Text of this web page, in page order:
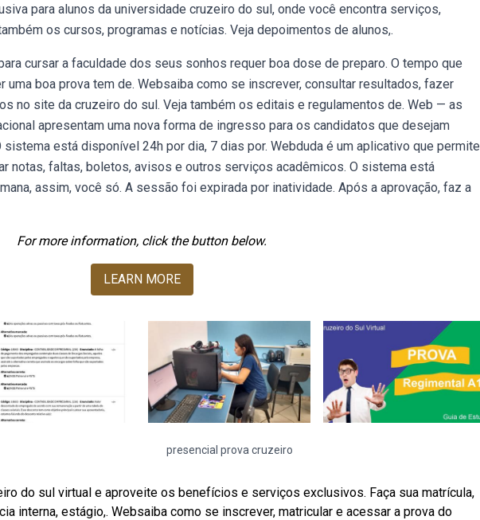
para alunos da universidade cruzeiro do sul, onde você encontra serviços,
os cursos, programas e notícias. Veja depoimentos de alunos,.
cursar a faculdade dos seus sonhos requer boa dose de preparo. O tempo que
boa prova tem de. Websaiba como se inscrever, consultar resultados, fazer
no site da cruzeiro do sul. Veja também os editais e regulamentos de. Web — as
apresentam uma nova forma de ingresso para os candidatos que desejam
sistema está disponível 24h por dia, 7 dias por. Webduda é um aplicativo que permite
notas, faltas, boletos, avisos e outros serviços acadêmicos. O sistema está
assim, você só. A sessão foi expirada por inatividade. Após a aprovação, faz a
For more information, click the button below.
LEARN MORE
presencial prova cruzeiro
do sul virtual e aproveite os benefícios e serviços exclusivos. Faça sua matrícula,
interna, estágio,. Websaiba como se inscrever, matricular e acessar a prova do